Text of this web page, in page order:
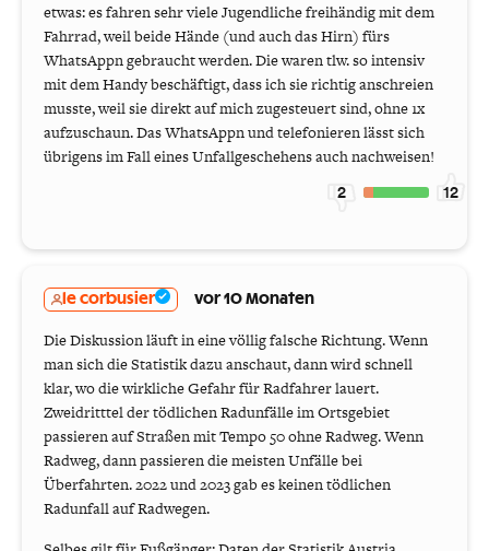
etwas: es fahren sehr viele Jugendliche freihändig mit dem
Fahrrad, weil beide Hände (und auch das Hirn) fürs
WhatsAppn gebraucht werden. Die waren tlw. so intensiv
mit dem Handy beschäftigt, dass ich sie richtig anschreien
musste, weil sie direkt auf mich zugesteuert sind, ohne 1x
aufzuschaun. Das WhatsAppn und telefonieren lässt sich
übrigens im Fall eines Unfallgeschehens auch nachweisen!
2 12
le corbusier vor 10 Monaten
Die Diskussion läuft in eine völlig falsche Richtung. Wenn
man sich die Statistik dazu anschaut, dann wird schnell
klar, wo die wirkliche Gefahr für Radfahrer lauert.
Zweidritttel der tödlichen Radunfälle im Ortsgebiet
passieren auf Straßen mit Tempo 50 ohne Radweg. Wenn
Radweg, dann passieren die meisten Unfälle bei
Überfahrten. 2022 und 2023 gab es keinen tödlichen
Radunfall auf Radwegen.